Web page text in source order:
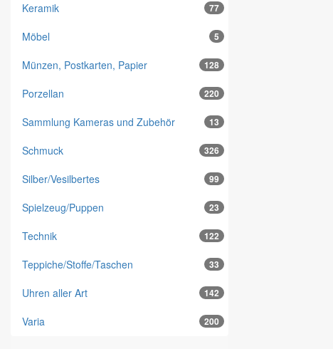
Keramik 77
Möbel 5
Münzen, Postkarten, Papier 128
Porzellan 220
Sammlung Kameras und Zubehör 13
Schmuck 326
Silber/Vesilbertes 99
Spielzeug/Puppen 23
Technik 122
Teppiche/Stoffe/Taschen 33
Uhren aller Art 142
Varia 200